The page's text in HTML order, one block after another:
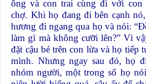
ông và con trai cùng đi với con
chợ. Khi họ đang đi bên cạnh
hương đi ngang qua họ và nói:
làm gì mà không cưỡi lên?” Vì
đặt cậu bé trên con lừa và họ tiếp
mình. Nhưng ngay sau đó, họ
nhóm người, một trong số họ